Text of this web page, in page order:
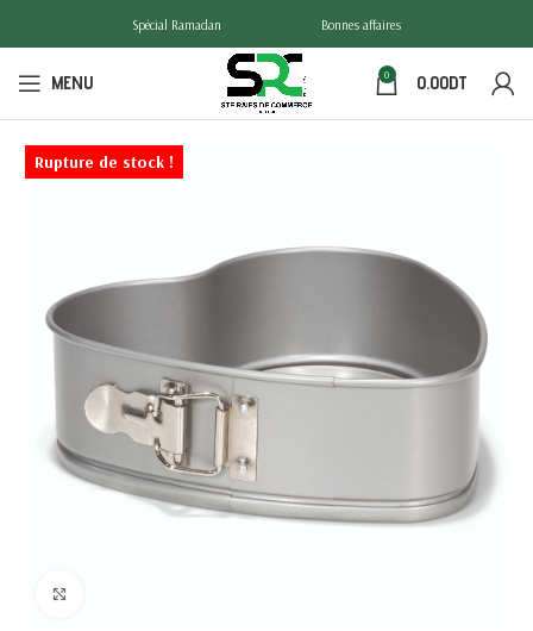
Spécial Ramadan Bonnes affaires
MENU 0 0.00DT
Rupture de stock !